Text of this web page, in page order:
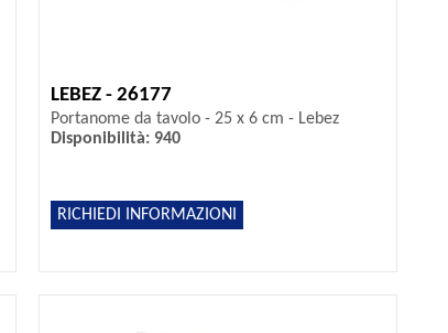
LEBEZ - 26177
Portanome da tavolo - 25 x 6 cm - Lebez
Disponibilità: 940
RICHIEDI INFORMAZIONI